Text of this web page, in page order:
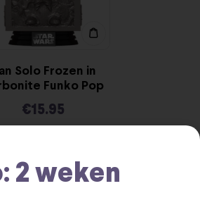
Solo Frozen in
Funko Pop
€15.95
2 weken